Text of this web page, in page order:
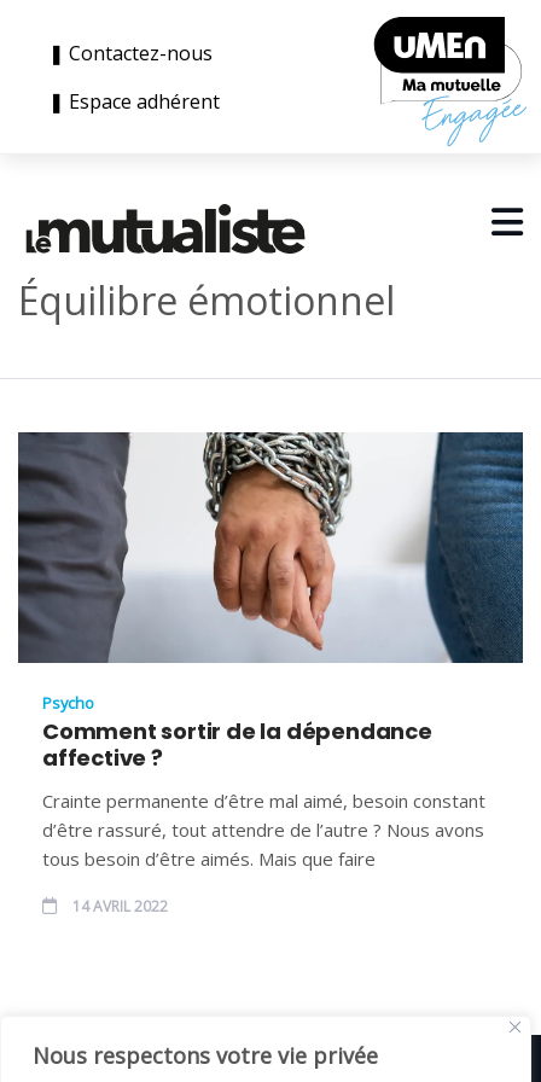
Nous respectons votre vie privée
❚ Contactez-nous
❚ Espace adhérent
Équilibre émotionnel
Psycho
Comment sortir de la dépendance
affective ?
Crainte permanente d’être mal aimé, besoin constant
d’être rassuré, tout attendre de l’autre ? Nous avons
tous besoin d’être aimés. Mais que faire
14 AVRIL 2022